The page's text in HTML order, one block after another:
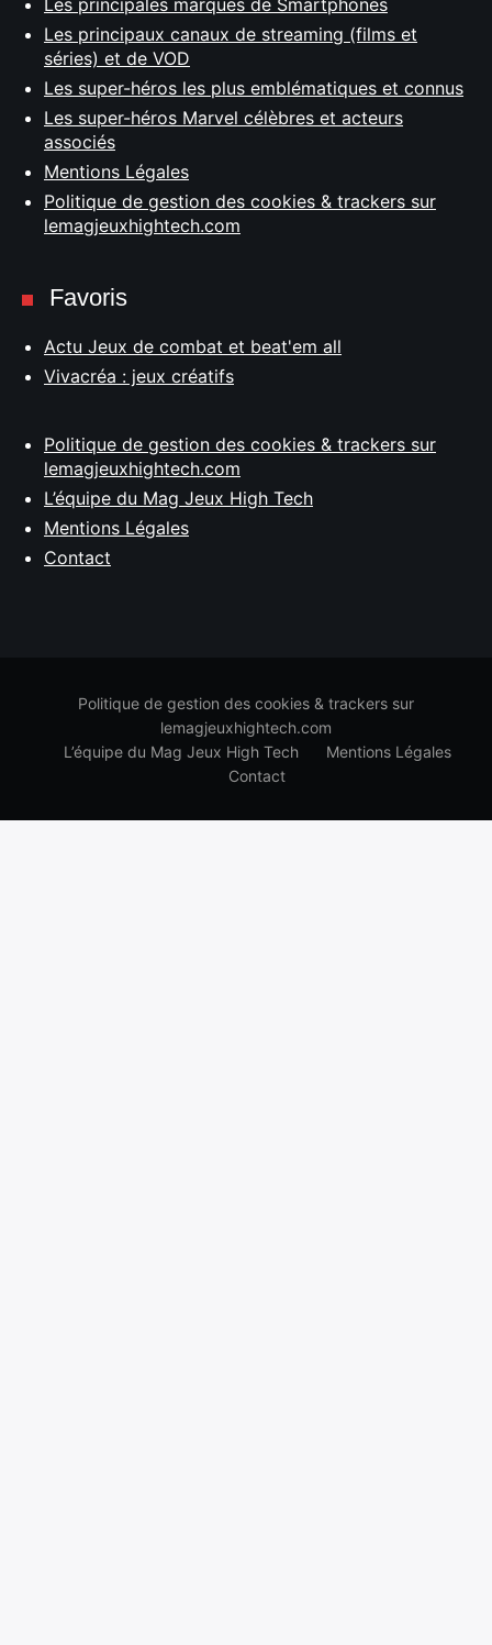
Les principales marques de Smartphones
Les principaux canaux de streaming (films et
séries) et de VOD
Les super-héros les plus emblématiques et connus
Les super-héros Marvel célèbres et acteurs
associés
Mentions Légales
Politique de gestion des cookies & trackers sur
lemagjeuxhightech.com
Favoris
Actu Jeux de combat et beat'em all
Vivacréa : jeux créatifs
Politique de gestion des cookies & trackers sur
lemagjeuxhightech.com
L’équipe du Mag Jeux High Tech
Mentions Légales
Contact
Politique de gestion des cookies & trackers sur
lemagjeuxhightech.com
L’équipe du Mag Jeux High Tech
Mentions Légales
Contact